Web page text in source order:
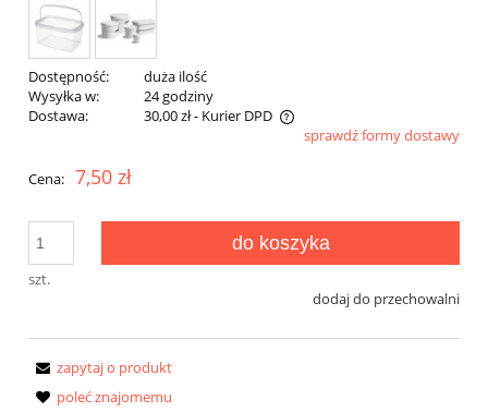
Dostępność:
duża ilość
Wysyłka w:
24 godziny
Dostawa:
30,00 zł- Kurier DPD
Cena nie zawiera ewentualnych kosztów płatnościsprawdź formy dostawy
Cena: 7,50 zł
szt.
do koszyka
dodaj do przechowalni
zapytaj o produkt
poleć znajomemu